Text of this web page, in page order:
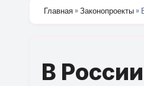
Главная »Законопроекты »
В